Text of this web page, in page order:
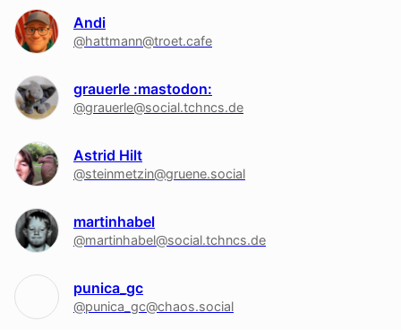
Andi
@hattmann@troet.cafe
grauerle :mastodon:
@grauerle@social.tchncs.de
Astrid Hilt
@steinmetzin@gruene.social
martinhabel
@martinhabel@social.tchncs.de
punica_gc
@punica_gc@chaos.social